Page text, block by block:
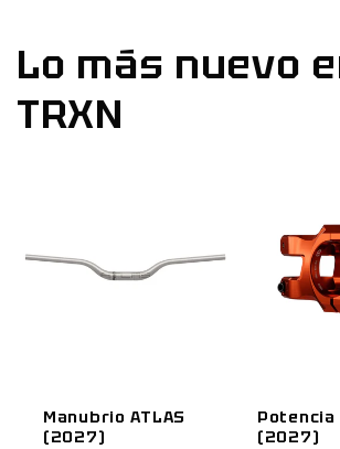
Lo más nuevo
TRXN
Manubrio ATLAS
(2027)
Potencia
(2027)